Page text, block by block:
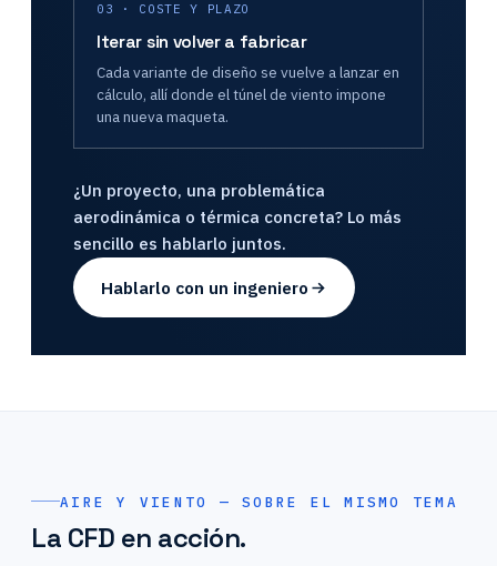
03 · COSTE Y PLAZO
Iterar sin volver a fabricar
Cada variante de diseño se vuelve a lanzar en
cálculo, allí donde el túnel de viento impone
una nueva maqueta.
¿Un proyecto, una problemática
aerodinámica o térmica concreta? Lo más
sencillo es hablarlo juntos.
Hablarlo con un ingeniero
AIRE Y VIENTO — SOBRE EL MISMO TEMA
La CFD en acción.